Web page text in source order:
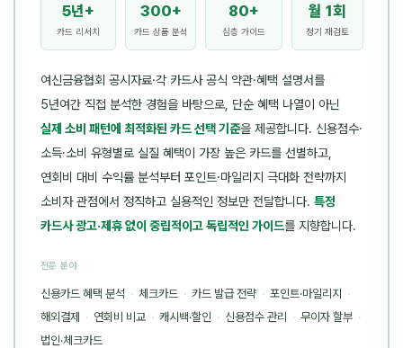
5년+
카드 리서치
300+
카드 상품 분석
80+
심층 가이드
월 1회
정기 재검토
여신금융협회 공시자료·각 카드사 공식 약관·혜택 설명서를
5년여간 직접 분석한 경험을 바탕으로, 단순 혜택 나열이 아닌
실제 소비 패턴에 최적화된 카드 선택 기준을 제공합니다. 신용점수·
소득·소비 유형별로 실질 혜택이 가장 높은 카드를 선별하고,
연회비 대비 수익률 분석부터 포인트·마일리지 극대화 전략까지
소비자 관점에서 정직하고 실용적인 정보만 전달합니다. 특정
카드사 광고·제휴 없이 중립적이고 독립적인 가이드를 지향합니다.
전문 분야
신용카드 혜택 분석 · 체크카드 · 카드 발급 전략 · 포인트·마일리지 ·
해외결제 · 연회비 비교 · 캐시백·할인 · 신용점수 관리 · 무이자 할부 ·
법인·체크카드